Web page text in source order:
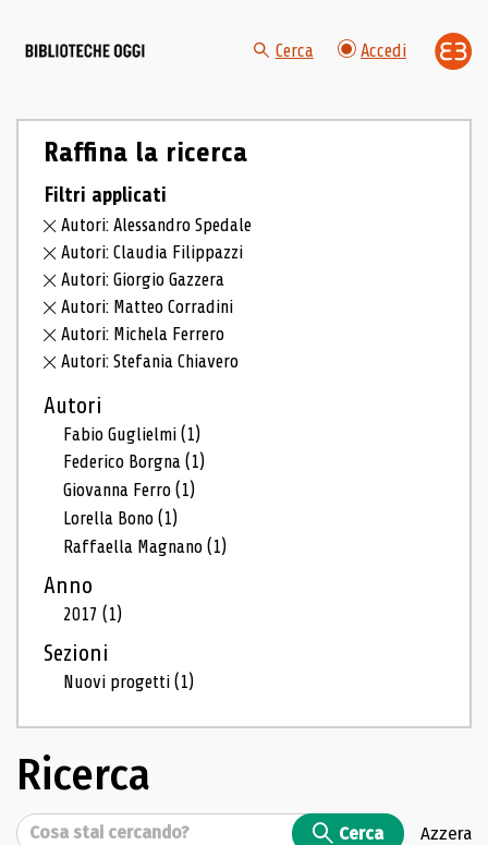
Cerca Accedi
Raffina la ricerca
Filtri applicati
Autori: Alessandro Spedale
Autori: Claudia Filippazzi
Autori: Giorgio Gazzera
Autori: Matteo Corradini
Autori: Michela Ferrero
Autori: Stefania Chiavero
Autori
Fabio Guglielmi(1)
Federico Borgna(1)
Giovanna Ferro(1)
Lorella Bono(1)
Raffaella Magnano(1)
Anno
2017(1)
Sezioni
Nuovi progetti(1)
Ricerca
Cerca Cerca Azzera